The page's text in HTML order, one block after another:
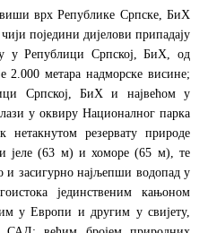
врх Републике Српске, БиХ
поједини дијелови припадају
у Републици Српској, БиХ, од
2.000 метара надморске висине;
Српској, БиХ и највећом у
у оквиру Националног парка
нетакнутом резервату природе
јеле (63 м) и хоморе (65 м), те
и засигурно најљепши водопад у
јединственим кањоном
у Европи и другим у свијету,